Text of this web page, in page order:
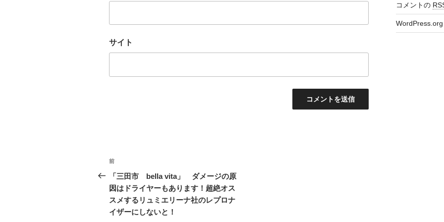
サイト
投
稿
ナ
ビ
過
去
の
投
稿
前
「三田市 bella vita」 ダメージの原
因はドライヤーもあります！超絶オス
スメするリュミエリーナ社のレプロナ
イザーにしないと！
コメントの
WordPress.org